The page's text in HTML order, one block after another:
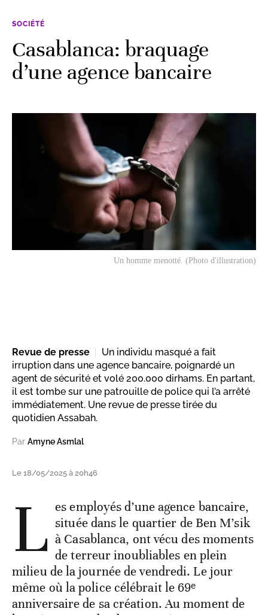
SOCIÉTÉ
Casablanca: braquage
d’une agence bancaire
Un homme menotté. (Photo d'illustration)
Revue de presse
Un individu masqué a fait
irruption dans une agence bancaire, poignardé un
agent de sécurité et volé 200.000 dirhams. En partant,
il est tombe sur une patrouille de police qui l’a arrêté
immédiatement. Une revue de presse tirée du
quotidien Assabah.
Par Amyne Asmlal
Le 18/05/2025 à 20h46
L es employés d’une agence bancaire,
située dans le quartier de Ben M’sik
à Casablanca, ont vécu des moments
de terreur inoubliables en plein
milieu de la journée de vendredi. Le jour
même où la police célébrait le 69ᵉ
anniversaire de sa création. Au moment de